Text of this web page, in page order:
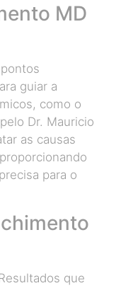
MD
guiar a
como o
Dr. Mauricio
as causas
para o
que